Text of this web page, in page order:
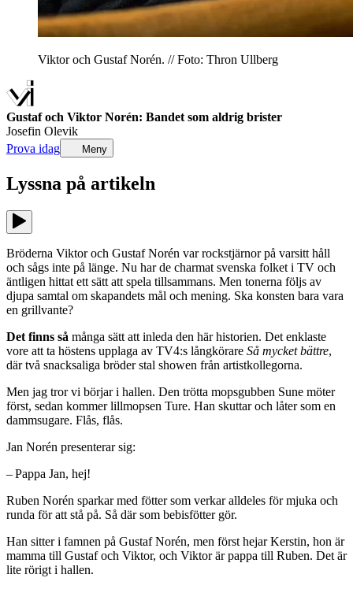
Viktor och Gustaf Norén. // Foto: Thron Ullberg
Gustaf och Viktor Norén: Bandet som aldrig brister
Josefin Olevik
Prova idag
Meny
Lyssna på artikeln
Bröderna Viktor och Gustaf Norén var rockstjärnor på varsitt håll
och sågs inte på länge. Nu har de charmat svenska folket i TV och
äntligen hittat ett sätt att spela tillsammans. Men tonerna följs av
djupa samtal om skapandets mål och mening. Ska konsten bara vara
en grillvante?
Det finns så många sätt att inleda den här historien. Det enklaste
vore att ta höstens upplaga av TV4:s långkörare Så mycket bättre,
där två snacksaliga bröder stal showen från artistkollegorna.
Men jag tror vi börjar i hallen. Den trötta mopsgubben Sune möter
först, sedan kommer lillmopsen Ture. Han skuttar och låter som en
dammsugare. Flås, flås.
Jan Norén presenterar sig:
– Pappa Jan, hej!
Ruben Norén sparkar med fötter som verkar alldeles för mjuka och
runda för att stå på. Så där som bebisfötter gör.
Han sitter i famnen på Gustaf Norén, men först hejar Kerstin, hon är
mamma till Gustaf och Viktor, och Viktor är pappa till Ruben. Det är
lite rörigt i hallen.